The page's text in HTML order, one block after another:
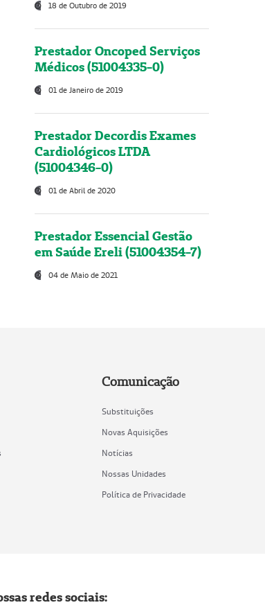
18 de Outubro de 2019
Prestador Oncoped Serviços
Médicos (51004335-0)
01 de Janeiro de 2019
Prestador Decordis Exames
Cardiológicos LTDA
(51004346-0)
01 de Abril de 2020
Prestador Essencial Gestão
em Saúde Ereli (51004354-7)
04 de Maio de 2021
Comunicação
Substituições
Novas Aquisições
Notícias
Nossas Unidades
Política de Privacidade
redes sociais: